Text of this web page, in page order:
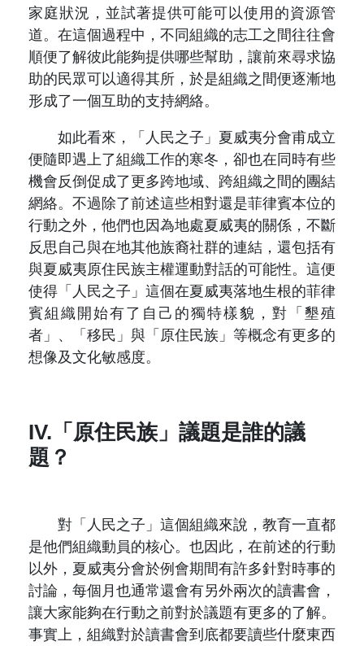
家庭狀況，並試著提供可能可以使用的資源管
道。在這個過程中，不同組織的志工之間往往會
順便了解彼此能夠提供哪些幫助，讓前來尋求協
助的民眾可以適得其所，於是組織之間便逐漸地
形成了一個互助的支持網絡。
如此看來，「人民之子」夏威夷分會甫成立
便隨即遇上了組織工作的寒冬，卻也在同時有些
機會反倒促成了更多跨地域、跨組織之間的團結
網絡。不過除了前述這些相對還是菲律賓本位的
行動之外，他們也因為地處夏威夷的關係，不斷
反思自己與在地其他族裔社群的連結，還包括有
與夏威夷原住民族主權運動對話的可能性。這便
使得「人民之子」這個在夏威夷落地生根的菲律
賓組織開始有了自己的獨特樣貌，對「墾殖
者」、「移民」與「原住民族」等概念有更多的
想像及文化敏感度。
IV.「原住民族」議題是誰的議
題？
對「人民之子」這個組織來說，教育一直都
是他們組織動員的核心。也因此，在前述的行動
以外，夏威夷分會於例會期間有許多針對時事的
討論，每個月也通常還會有另外兩次的讀書會，
讓大家能夠在行動之前對於議題有更多的了解。
事實上，組織對於讀書會到底都要讀些什麼東西